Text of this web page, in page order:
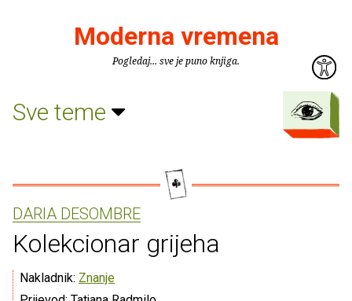
Moderna vremena
Pogledaj... sve je puno knjiga.
Sve teme
DARIA DESOMBRE
Kolekcionar grijeha
Nakladnik: Znanje